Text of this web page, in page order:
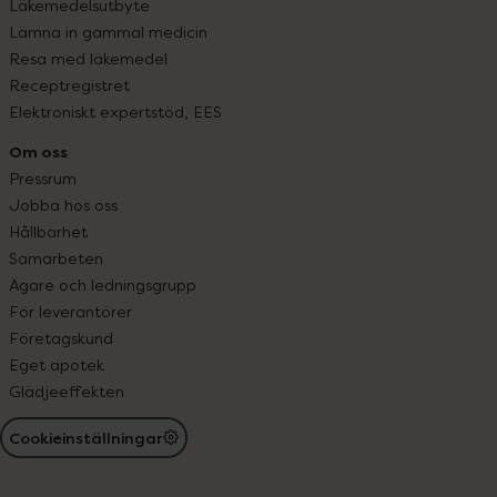
Läkemedelsutbyte
Lämna in gammal medicin
Resa med läkemedel
Receptregistret
Elektroniskt expertstöd, EES
Om oss
Pressrum
Jobba hos oss
Hållbarhet
Samarbeten
Ägare och ledningsgrupp
För leverantörer
Företagskund
Eget apotek
Glädjeeffekten
Cookieinställningar